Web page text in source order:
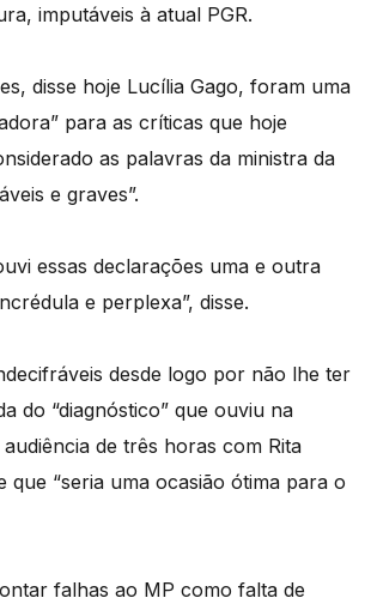
imputáveis à atual PGR.
disse hoje Lucília Gago, foram uma
para as críticas que hoje
as palavras da ministra da
e graves”.
essas declarações uma e outra
e perplexa”, disse.
desde logo por não lhe ter
do “diagnóstico” que ouviu na
de três horas com Rita
que “seria uma ocasião ótima para o
falhas ao MP como falta de